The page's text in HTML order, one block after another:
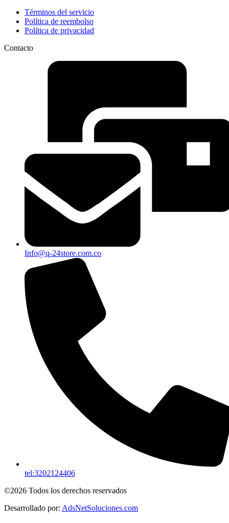
Términos del servicio
Política de reembolso
Política de privacidad
Contacto
Info@q-24store.com.co
tel:3202124406
©2026 Todos los derechos reservados
Desarrollado por: AdsNetSoluciones.com